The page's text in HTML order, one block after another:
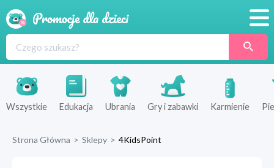
Produkty
Sklepy
Wszystkie Edukacja Ubrania Gry i zabawki Karmienie
Strona Główna > Sklepy > 4KidsPoint